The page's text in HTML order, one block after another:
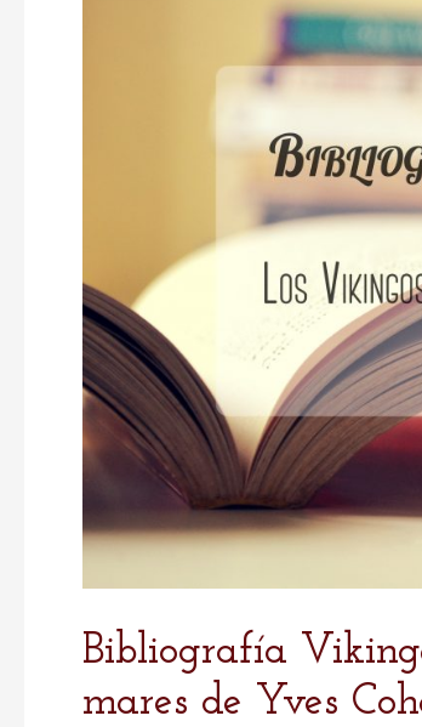
Bibliografía
mares de Yves